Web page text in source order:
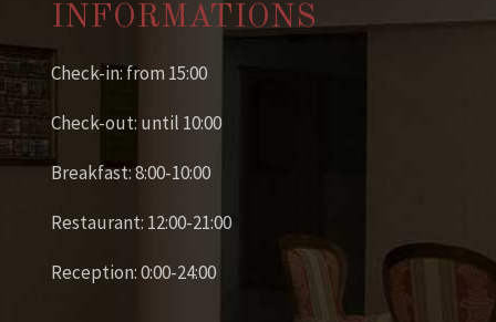
INFORMATIONS
Check-in: from 15:00
Check-out: until 10:00
Breakfast: 8:00-10:00
Restaurant: 12:00-21:00
Reception: 0:00-24:00